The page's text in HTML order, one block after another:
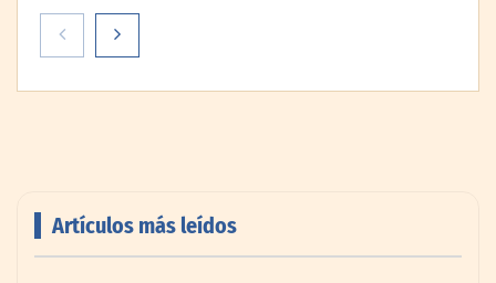
Artículos más leídos